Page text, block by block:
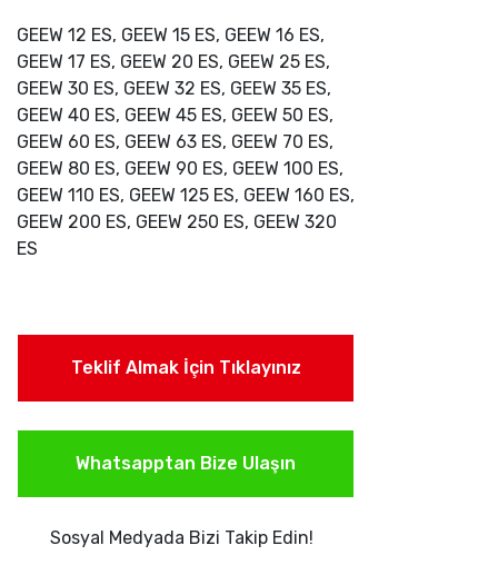
GEEW 12 ES, GEEW 15 ES, GEEW 16 ES,
GEEW 17 ES, GEEW 20 ES, GEEW 25 ES,
GEEW 30 ES, GEEW 32 ES, GEEW 35 ES,
GEEW 40 ES, GEEW 45 ES, GEEW 50 ES,
GEEW 60 ES, GEEW 63 ES, GEEW 70 ES,
GEEW 80 ES, GEEW 90 ES, GEEW 100 ES,
GEEW 110 ES, GEEW 125 ES, GEEW 160 ES,
GEEW 200 ES, GEEW 250 ES, GEEW 320
ES
Teklif Almak İçin Tıklayınız
Whatsapptan Bize Ulaşın
Sosyal Medyada Bizi Takip Edin!